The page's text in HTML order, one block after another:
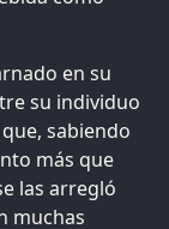
en su
su individuo
sabiendo
más que
las arregló
muchas